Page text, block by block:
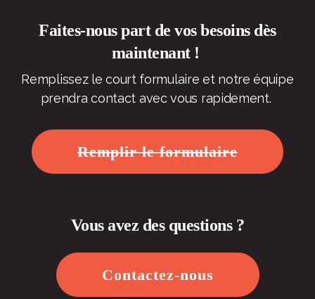
Faites-nous part de vos besoins dès
maintenant !
Remplissez le court formulaire et notre équipe
prendra contact avec vous rapidement.
Remplir le formulaire
Vous avez des questions ?
Contactez-nous